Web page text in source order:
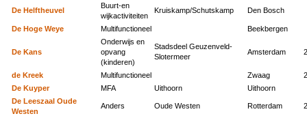
De Helftheuvel
Buurt-en
wijkactiviteiten
Kruiskamp/Schutskamp Den Bosch
De Hoge Weye Multifunctioneel Beekbergen
De Kans
Onderwijs en
opvang
(kinderen)
Stadsdeel Geuzenveld-
Slotermeer
Amsterdam
de Kreek Multifunctioneel Zwaag
De Kuyper
MFA Uithoorn
Uithoorn
De Leeszaal Oude
Westen
Anders Oude Westen Rotterdam